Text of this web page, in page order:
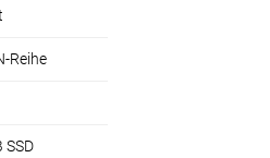
Reihe
SSD